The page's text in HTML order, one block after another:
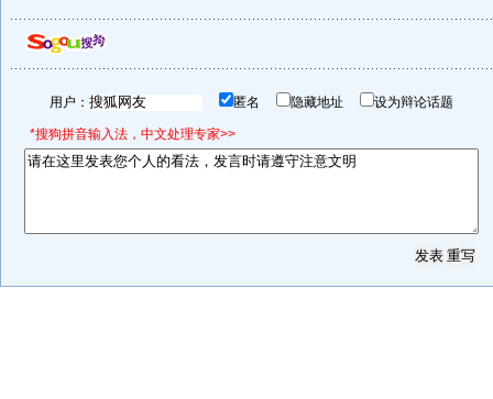
用户： 匿名 隐藏地址 设为辩论话题
*搜狗拼音输入法，中文处理专家>>